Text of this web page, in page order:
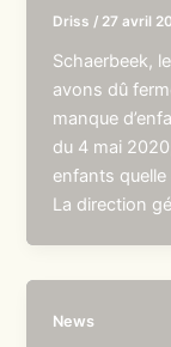
Driss / 27 avril
Schaerbeek,
avons dû
manque
du 4 mai
enfants
La direction
News